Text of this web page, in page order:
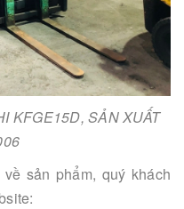
KFGE15D, SẢN XUẤT
sản phẩm, quý khách